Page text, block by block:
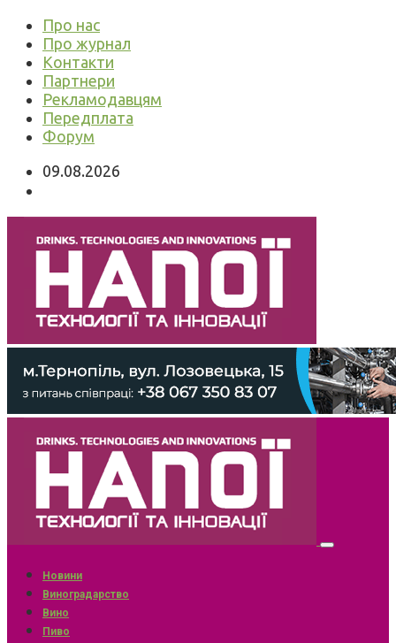
Про нас
Про журнал
Контакти
Партнери
Рекламодавцям
Передплата
Форум
09.08.2026
Новини
Виноградарство
Вино
Пиво